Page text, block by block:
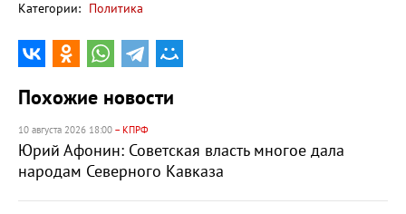
Категории: Политика
Похожие новости
10 августа 2026 18:00 – КПРФ
Юрий Афонин: Советская власть многое дала
народам Северного Кавказа